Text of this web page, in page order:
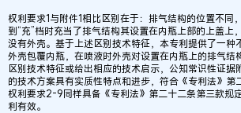
权利要求1与附件1相比区别在于：排气结构的位置不
到“充”档时充当了排气结构其设置在内瓶上部的上盖
没有外壳。基于上述区别技术特征，本专利提供了一
外壳包覆内瓶，在喷液时外壳对设置在内瓶上的排气
区别技术特征或给出相应的技术启示，公知常识性证
的技术方案具有实质性特点和进步，符合《专利法》
权利要求2-9同样具备《专利法》第二十二条第三款规
利有效。